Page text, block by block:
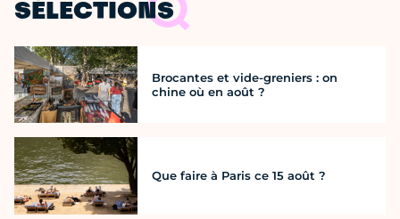
SÉLECTIONS
Brocantes et vide-greniers : on
chine où en août ?
Que faire à Paris ce 15 août ?